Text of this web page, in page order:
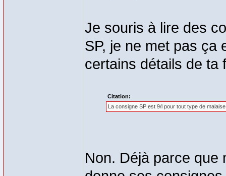
Je souris à lire des
SP, je ne met pas ça
certains détails de ta
Citation:
La consigne SP est 9/l pour tout type de
Non. Déjà parce que